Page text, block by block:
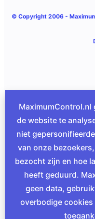
© Copyright 2006 -
MaximumControl.nl
de website te
niet
van onze
bezocht zijn en hoe
heeft geduurd.
geen data,
overbodige cookies